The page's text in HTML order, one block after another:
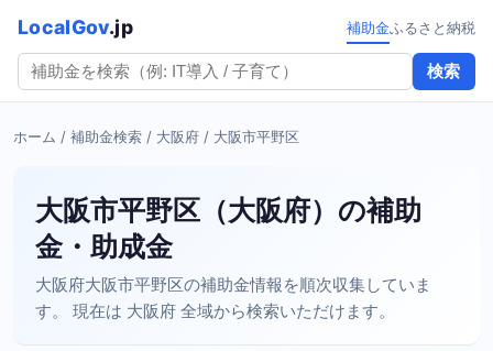
LocalGov.jp
検索
補助金ふるさと納税
ホーム / 補助金検索 / 大阪府 / 大阪市平野区
大阪市平野区（大阪府）の補助
金・助成金
大阪府大阪市平野区の補助金情報を順次収集していま
す。 現在は 大阪府 全域から検索いただけます。